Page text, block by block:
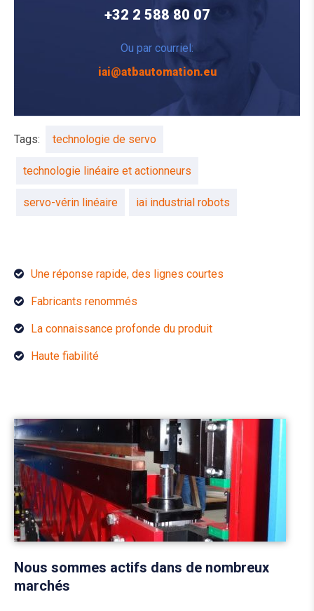
+32 2 588 80 07
Ou par courriel:
iai@atbautomation.eu
Tags: technologie de servo
technologie linéaire et actionneurs
servo-vérin linéaire iai industrial robots
Une réponse rapide, des lignes courtes
Fabricants renommés
La connaissance profonde du produit
Haute fiabilité
Nous sommes actifs dans de nombreux
marchés